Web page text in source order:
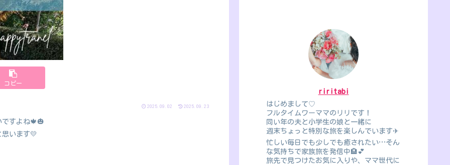
コピー
2025.09.02 2025.09.23
すよね🍁🎃
います💛
riritabi
はじめまして♡
フルタイムワーママのリリです！
同い年の夫と小学生の娘と一緒に
週末ちょっと特別な旅を楽しんでいます✈
忙しい毎日でも少しでも癒されたい…そん
な気持ちで家族旅を発信中🏨💕
旅先で見つけたお気に入りや、ママ世代に